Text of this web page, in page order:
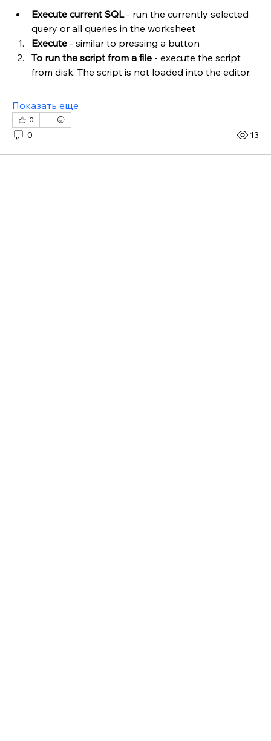
Execute current SQL - run the currently selected
query or all queries in the worksheet
Execute - similar to pressing a button
To run the script from a file - execute the script
from disk. The script is not loaded into the editor.
Показать еще
0
0 13